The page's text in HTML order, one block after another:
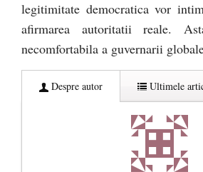
legitimitate democratica vor
afirmarea autoritatii reale.
necomfortabila a guvernarii
Despre autor Ultimele